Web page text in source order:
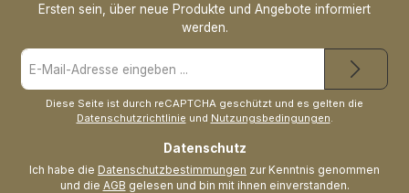
Ersten sein, über neue Produkte und Angebote informiert
werden.
E-
Mail-
Adresse
Diese Seite ist durch reCAPTCHA geschützt und es gelten die
Datenschutzrichtlinie und Nutzungsbedingungen.
Datenschutz
Ich habe die Datenschutzbestimmungen zur Kenntnis genommen
und die AGB gelesen und bin mit ihnen einverstanden.